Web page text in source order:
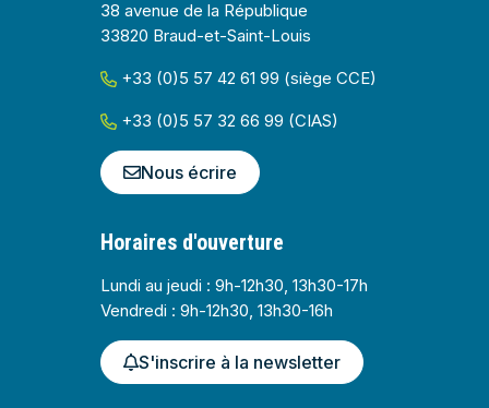
38 avenue de la République
33820 Braud-et-Saint-Louis
+33 (0)5 57 42 61 99 (siège CCE)
+33 (0)5 57 32 66 99 (CIAS)
Nous écrire
Horaires d'ouverture
Lundi au jeudi : 9h-12h30, 13h30-17h
Vendredi : 9h-12h30, 13h30-16h
S'inscrire à la newsletter